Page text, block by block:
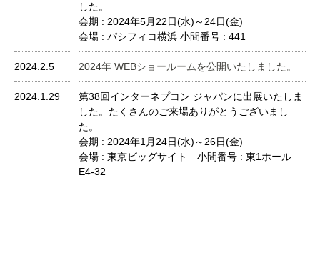
した。
会期 : 2024年5月22日(水)～24日(金)
会場 : パシフィコ横浜 小間番号 : 441
2024.2.5 2024年 WEBショールームを公開いたしました。
2024.1.29
第38回インターネプコン ジャパンに出展いたしま
した。たくさんのご来場ありがとうございまし
た。
会期 : 2024年1月24日(水)～26日(金)
会場 : 東京ビッグサイト 小間番号 : 東1ホール
E4-32